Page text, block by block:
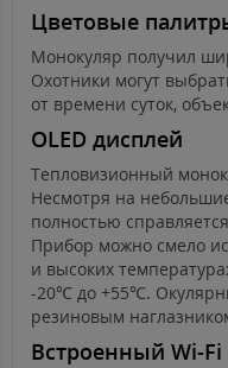
Цветовые
Монокуляр получил
Охотники могут
от времени суток,
OLED дисплей
Тепловизионный
Несмотря на
полностью
Прибор можно смело
и высоких
-20℃ до +55℃.
резиновым
Встроенный Wi-